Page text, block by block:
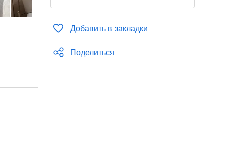
Добавить в закладки
Поделиться